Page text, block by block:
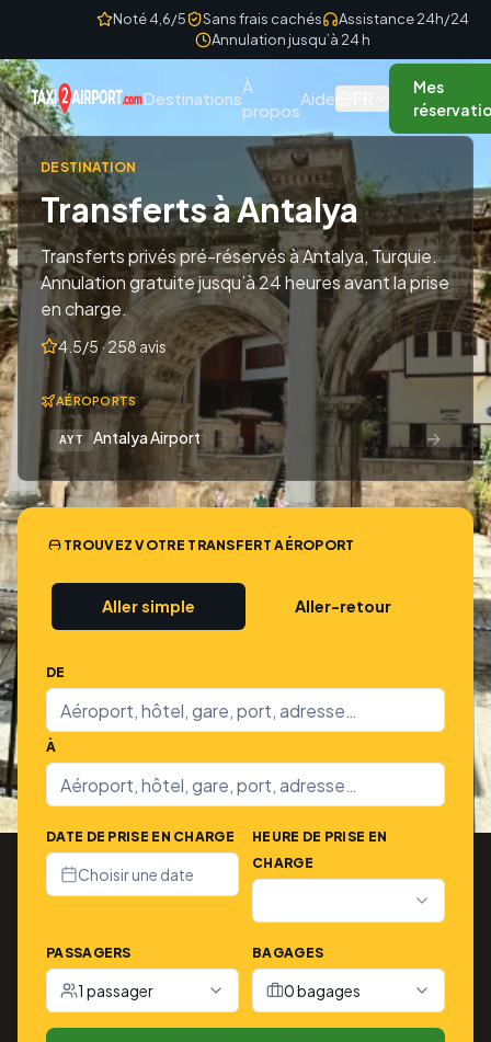
Skip to contentNoté 4,6/5 Sans frais cachés
Assistance 24h/24
Annulation jusqu’à 24 h
Destinations
À
propos
Aide
Mes
DESTINATION
Transferts à Antalya
Transferts privés pré-réservés à Antalya, Turquie.
Annulation gratuite jusqu’à 24 heures avant la prise
en charge.
4.5/5 · 258 avis
AÉROPORTS
AYT Antalya Airport →
TROUVEZ VOTRE TRANSFERT AÉROPORT
Aller simple Aller-retour
DE
À
DATE DE PRISE EN CHARGE
Choisir une date
HEURE DE PRISE EN
CHARGE
PASSAGERS
1 passager
BAGAGES
0 bagages